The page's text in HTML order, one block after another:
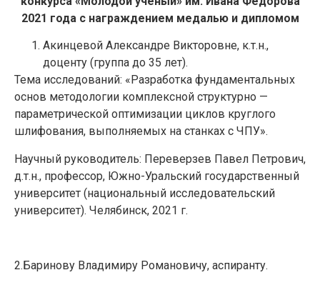
2021 года с награждением медалью и дипломом
Акинцевой Александре Викторовне, к.т.н.,
доценту (группа до 35 лет).
Тема исследований: «Разработка фундаментальных
основ методологии комплексной структурно —
параметрической оптимизации циклов круглого
шлифования, выполняемых на станках с ЧПУ».
Научный руководитель: Переверзев Павел Петрович,
д.т.н., профессор, Южно-Уральский государственный
университет (национальный исследовательский
университет). Челябинск, 2021 г.
2.Баринову Владимиру Романовичу, аспиранту.